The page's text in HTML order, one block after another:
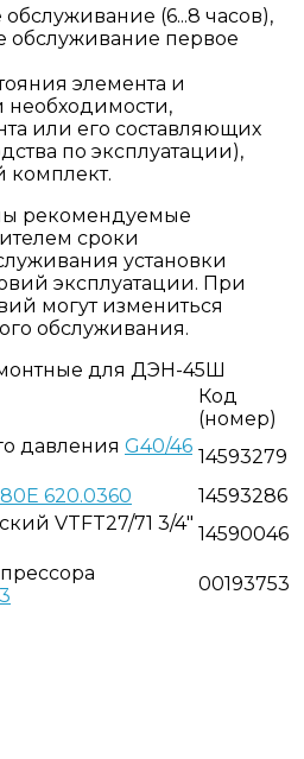
(6...8 часов),
обслуживание первое
элемента и
необходимости,
или его составляющих
по эксплуатации),
рекомендуемые
сроки
установки
эксплуатации. При
могут измениться
обслуживания.
для ДЭН-45Ш
Код
(номер)
давления G40/46 14593279
620.0360
14593286
VTFT27/71 3/4" 14590046
00193753